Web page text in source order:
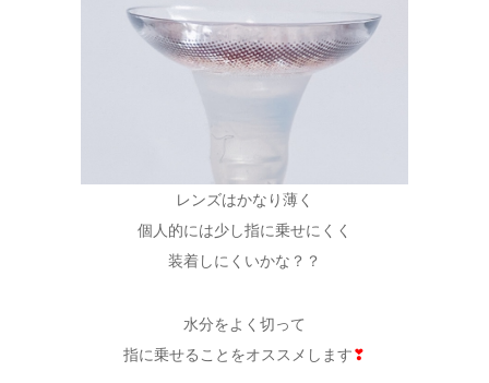
レンズはかなり薄く
個人的には少し指に乗せにくく
装着しにくいかな？？
水分をよく切って
指に乗せることをオススメします❣